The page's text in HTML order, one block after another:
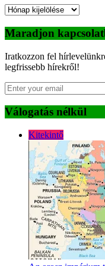
Archívum
Maradjon
Iratkozzon fel
legfrissebb hírekről!
Válogatás nélkül
Kitekintő